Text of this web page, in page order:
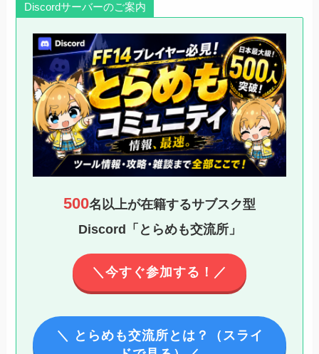
Discordサーバーのご案内
500名以上が在籍するサブスク型
Discord「とらめも交流所」
＼今すぐ参加する！／
＼ とらめも交流所とは？（スライ